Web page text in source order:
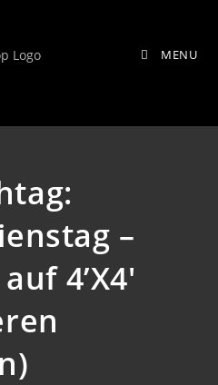
MENU
oder kleineren
–
4’X4′